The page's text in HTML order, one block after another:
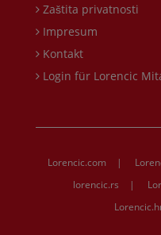
Zaštita privatnosti
Impresum
Kontakt
Login für Lorencic
Lorencic.com |
lorencic.rs
|